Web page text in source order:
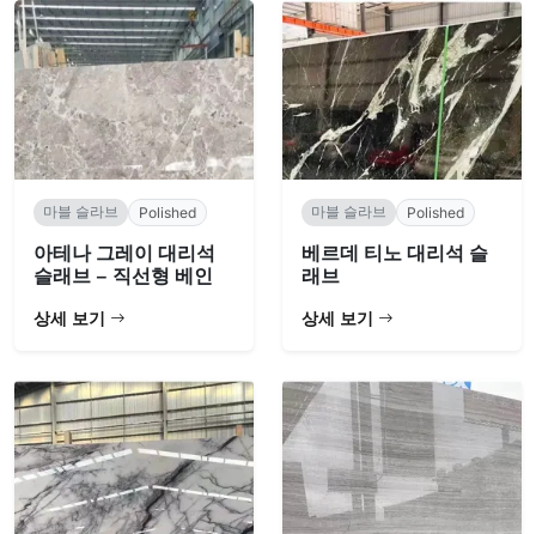
마블 슬라브 Polished
아테나 그레이 대리석
슬래브 – 직선형 베인
상세 보기
마블 슬라브 Polished
베르데 티노 대리석 슬
래브
상세 보기